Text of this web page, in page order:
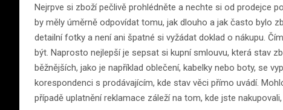
Nejrpve si zboží pečlivě prohlédněte a nechte si od prodejce
by měly úměrně odpovídat tomu, jak dlouho a jak často bylo
detailní fotky a není ani špatné si vyžádat doklad o nákupu.
být. Naprosto nejlepší je sepsat si kupní smlouvu, která stav
běžnějších, jako je například oblečení, kabelky nebo boty, se
korespondenci s prodávajícím, kde stav věci přímo uvádí.
případě uplatnění reklamace záleží na tom, kde jste